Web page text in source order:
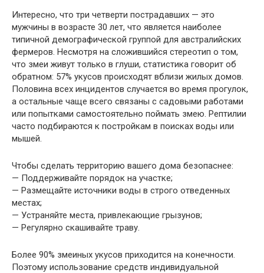
Интересно, что три четверти пострадавших — это
мужчины в возрасте 30 лет, что является наиболее
типичной демографической группой для австралийских
фермеров. Несмотря на сложившийся стереотип о том,
что змеи живут только в глуши, статистика говорит об
обратном: 57% укусов происходят вблизи жилых домов.
Половина всех инцидентов случается во время прогулок,
а остальные чаще всего связаны с садовыми работами
или попытками самостоятельно поймать змею. Рептилии
часто подбираются к постройкам в поисках воды или
мышей.
Чтобы сделать территорию вашего дома безопаснее:
— Поддерживайте порядок на участке;
— Размещайте источники воды в строго отведенных
местах;
— Устраняйте места, привлекающие грызунов;
— Регулярно скашивайте траву.
Более 90% змеиных укусов приходится на конечности.
Поэтому использование средств индивидуальной